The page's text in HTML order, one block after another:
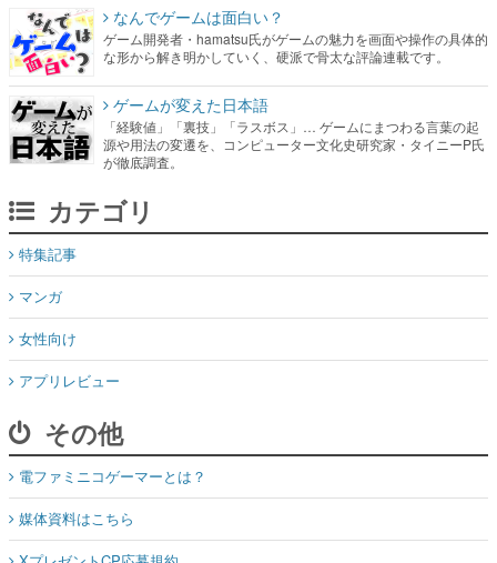
なんでゲームは面白い？
ゲーム開発者・hamatsu氏がゲームの魅力を画面や操作の具体的
な形から解き明かしていく、硬派で骨太な評論連載です。
ゲームが変えた日本語
「経験値」「裏技」「ラスボス」… ゲームにまつわる言葉の起
源や用法の変遷を、コンピューター文化史研究家・タイニーP氏
が徹底調査。
カテゴリ
特集記事
マンガ
女性向け
アプリレビュー
その他
電ファミニコゲーマーとは？
媒体資料はこちら